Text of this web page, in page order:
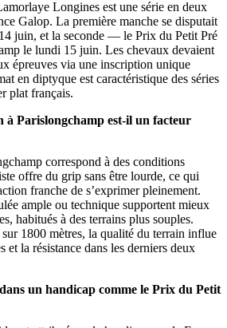
Longines est une série en deux
Galop. La première manche se disputait
juin, et la seconde — le Prix du Petit Pré
le lundi 15 juin. Les chevaux devaient
épreuves via une inscription unique
en diptyque est caractéristique des séries
plat français.
Parislongchamp est-il un facteur
correspond à des conditions
offre du grip sans être lourde, ce qui
franche de s’exprimer pleinement.
ample ou technique supportent mieux
habitués à des terrains plus souples.
1800 mètres, la qualité du terrain influe
et la résistance dans les derniers deux
un handicap comme le Prix du Petit